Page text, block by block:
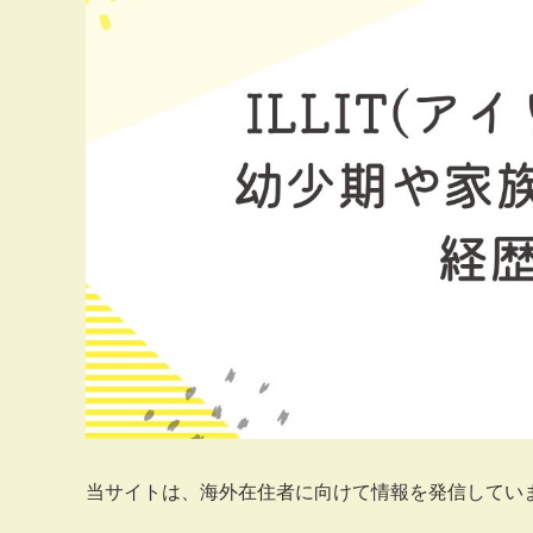
当サイトは、海外在住者に向けて情報を発信してい